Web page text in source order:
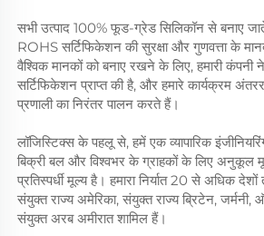
सभी उत्पाद 100% फूड-ग्रेड सिलिकॉन से बनाए
ROHS सर्टिफिकेशन की सुरक्षा और गुणवत्ता के
वैश्विक मानकों को बनाए रखने के लिए, हमारी
सर्टिफिकेशन प्राप्त की है, और हमारे कार्यक्रम
प्रणाली का निरंतर पालन करते हैं।
लॉजिस्टिक्स के पहलू से, हमें एक व्यापारिक
बिक्री बल और विश्वभर के ग्राहकों के लिए अनुकूल
प्रतिस्पर्धी मूल्य है। हमारा निर्यात 20 से अधिक
संयुक्त राज्य अमेरिका, संयुक्त राज्य ब्रिटेन,
संयुक्त अरब अमीरात शामिल हैं।